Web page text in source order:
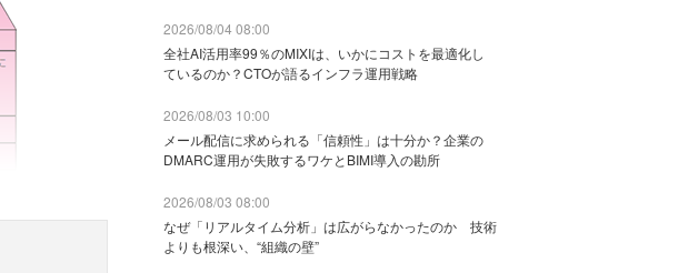
2026/08/04 08:00
全社AI活用率99％のMIXIは、いかにコストを最適化し
ているのか？CTOが語るインフラ運用戦略
2026/08/03 10:00
メール配信に求められる「信頼性」は十分か？企業の
DMARC運用が失敗するワケとBIMI導入の勘所
2026/08/03 08:00
なぜ「リアルタイム分析」は広がらなかったのか 技術
よりも根深い、“組織の壁”